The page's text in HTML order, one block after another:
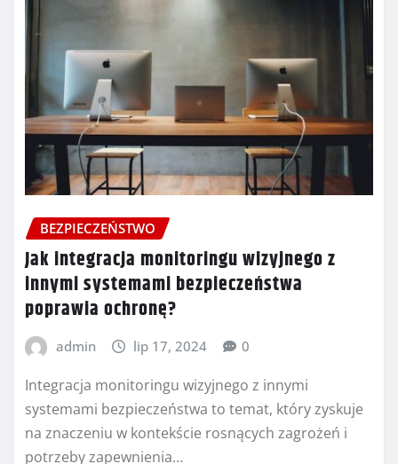
BEZPIECZEŃSTWO
Jak integracja monitoringu wizyjnego z
innymi systemami bezpieczeństwa
poprawia ochronę?
admin lip 17, 2024 0
Integracja monitoringu wizyjnego z innymi
systemami bezpieczeństwa to temat, który zyskuje
na znaczeniu w kontekście rosnących zagrożeń i
potrzeby zapewnienia…